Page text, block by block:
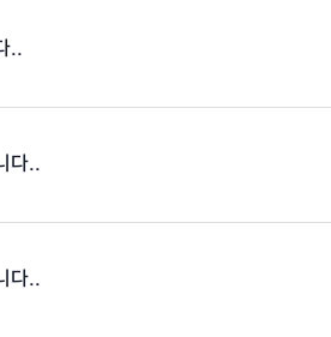
..
다..
다..